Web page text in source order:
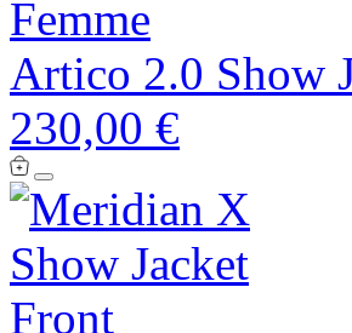
Femme
Artico 2.0 Show
230,00 €